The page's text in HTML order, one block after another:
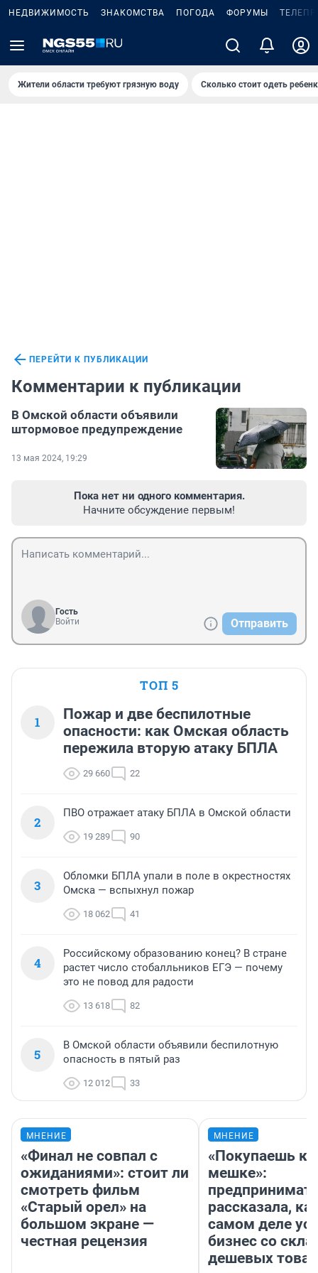
НЕДВИЖИМОСТЬ ЗНАКОМСТВА ПОГОДА ФОРУМЫ
Жители области требуют грязную воду Сколько стоит одеть
ПЕРЕЙТИ К ПУБЛИКАЦИИ
Комментарии к публикации
В Омской области объявили
штормовое предупреждение
13 мая 2024, 19:29
Пока нет ни одного комментария.
Начните обсуждение первым!
Гость
Войти
Отправить
ТОП 5
1
Пожар и две беспилотные
опасности: как Омская область
пережила вторую атаку БПЛА
29 660 22
2
ПВО отражает атаку БПЛА в Омской области
19 289 90
3
Обломки БПЛА упали в поле в окрестностях
Омска — вспыхнул пожар
18 062 41
4
Российскому образованию конец? В стране
растет число стобалльников ЕГЭ — почему
это не повод для радости
13 618 82
5
В Омской области объявили беспилотную
опасность в пятый раз
12 012 33
МНЕНИЕ
«Финал не совпал с
ожиданиями»: стоит ли
смотреть фильм
«Старый орел» на
большом экране —
честная рецензия
МНЕНИЕ
«Покупаешь
мешке»:
рассказала,
самом деле
бизнес со
дешевых